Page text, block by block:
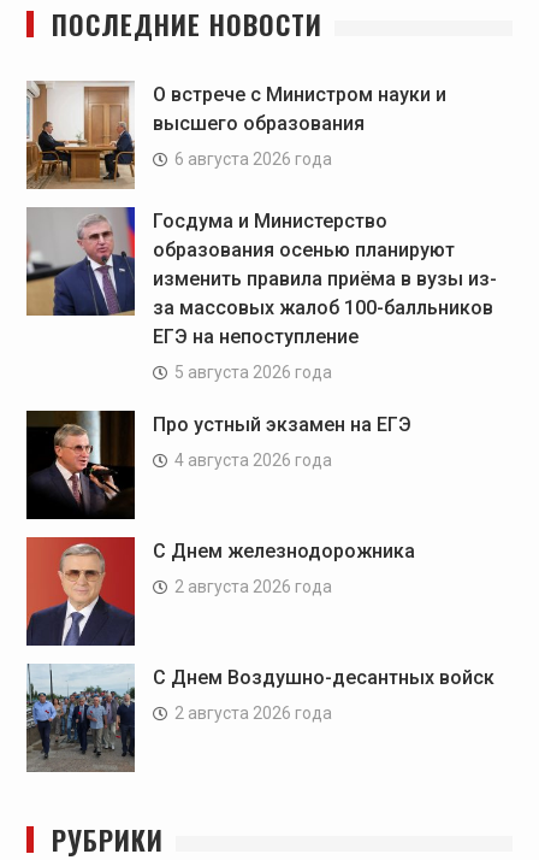
ПОСЛЕДНИЕ НОВОСТИ
О встрече с Министром науки и
высшего образования
6 августа 2026 года
Госдума и Министерство
образования осенью планируют
изменить правила приёма в вузы из-
за массовых жалоб 100-балльников
ЕГЭ на непоступление
5 августа 2026 года
Про устный экзамен на ЕГЭ
4 августа 2026 года
С Днем железнодорожника
2 августа 2026 года
С Днем Воздушно-десантных войск
2 августа 2026 года
РУБРИКИ